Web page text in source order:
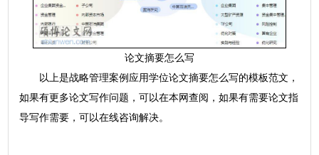
论文摘要怎么写
以上是战略管理案例应用学位论文摘要怎么写的模板范文，
如果有更多论文写作问题，可以在本网查阅，如果有需要论文指
导写作需要，可以在线咨询解决。